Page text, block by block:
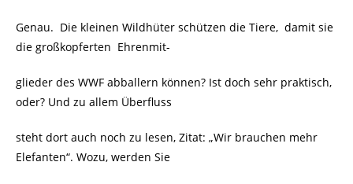
Genau. Die kleinen Wildhüter schützen die Tiere, damit sie
die großkopferten Ehrenmit-
glieder des WWF abballern können? Ist doch sehr praktisch,
oder? Und zu allem Überfluss
steht dort auch noch zu lesen, Zitat: „Wir brauchen mehr
Elefanten“. Wozu, werden Sie